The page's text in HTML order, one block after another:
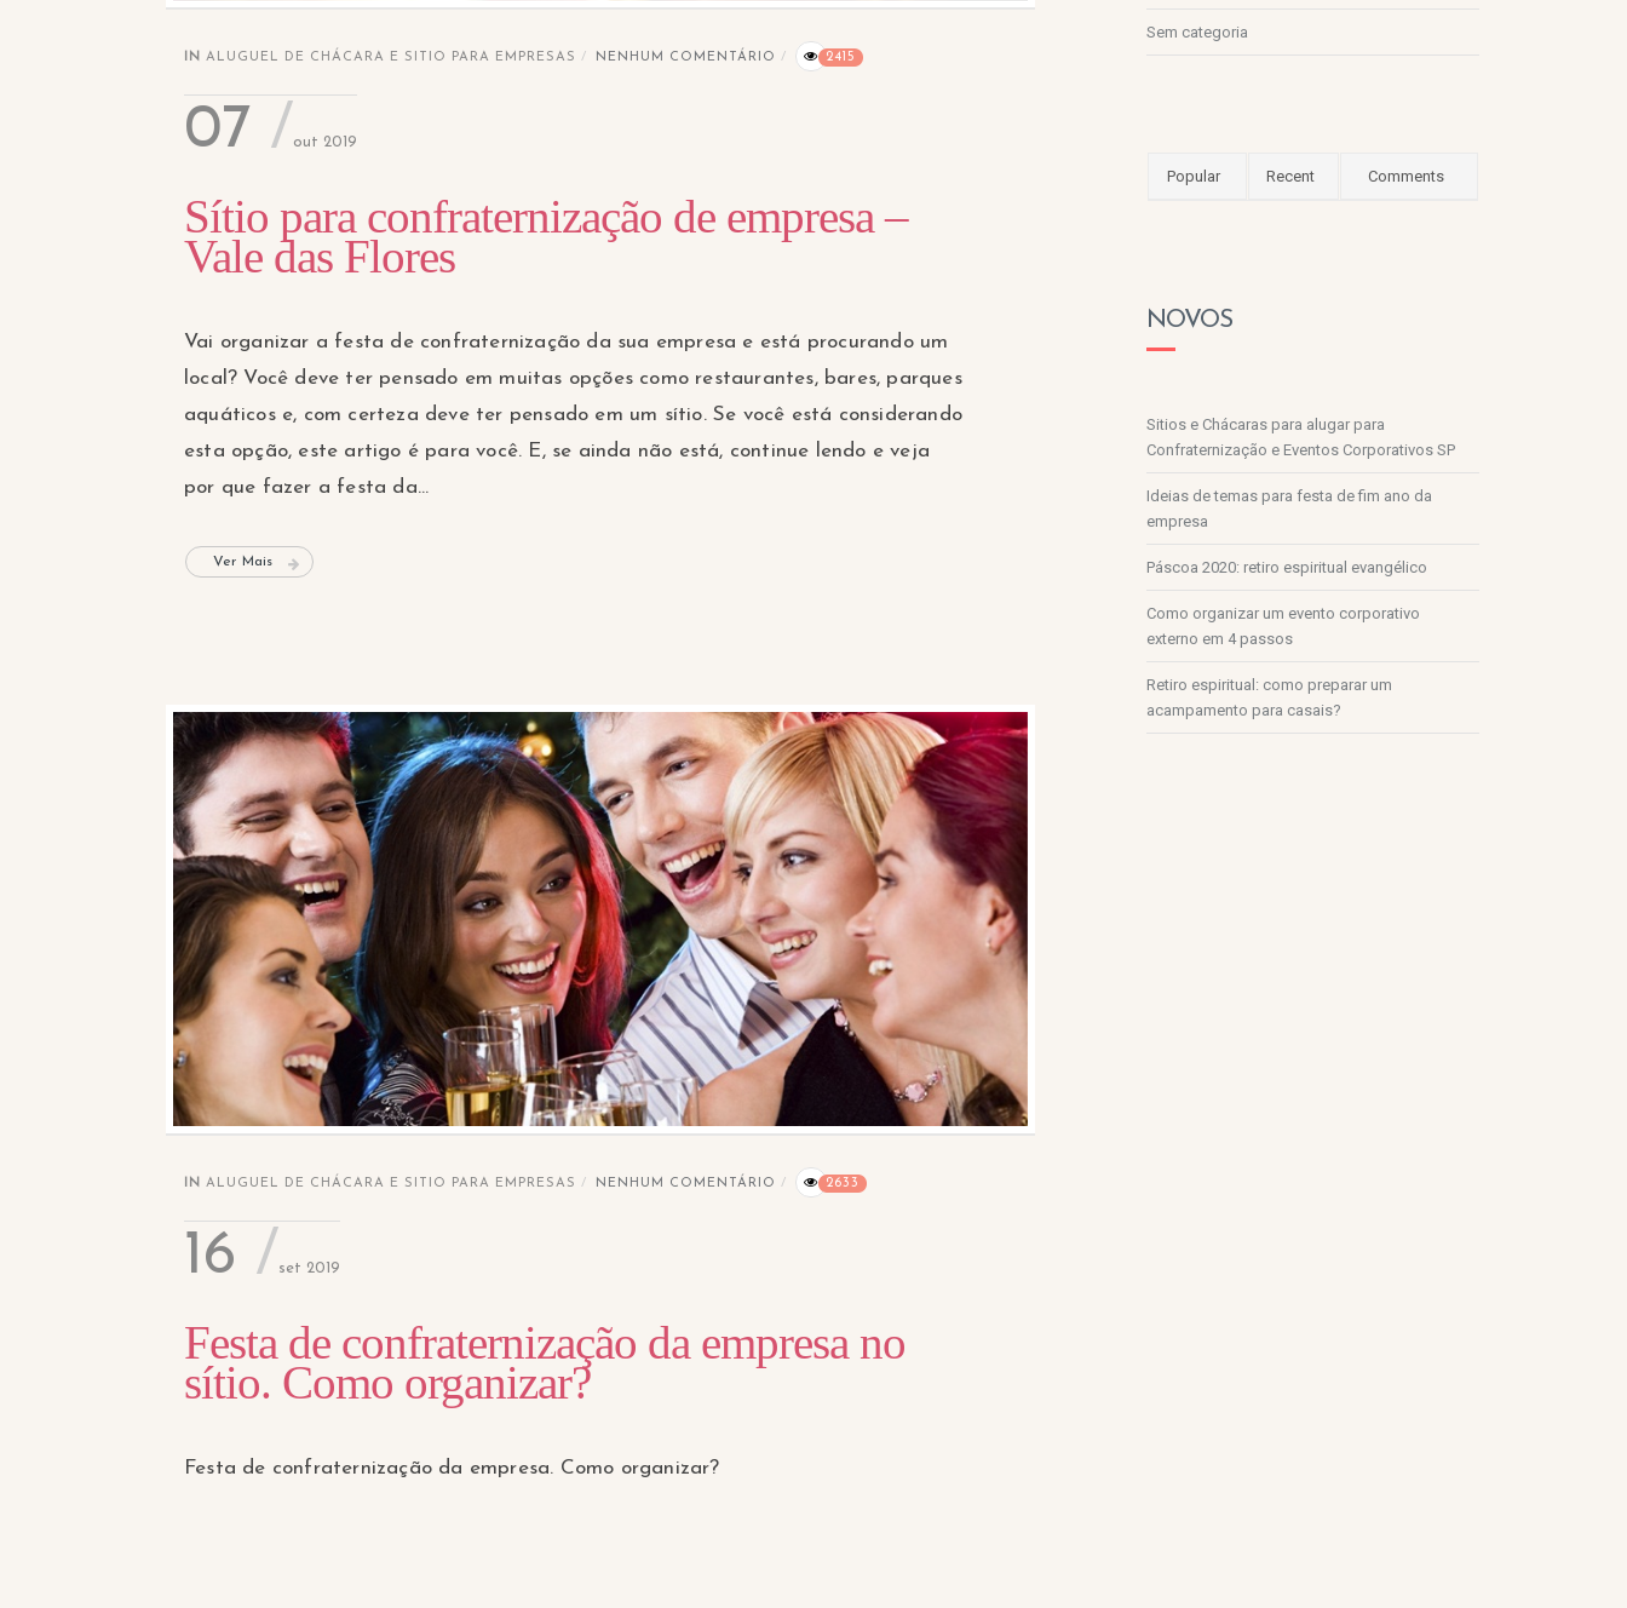
IN ALUGUEL DE CHÁCARA E SITIO PARA EMPRESAS NENHUM COMENTÁRIO 2415
07 out 2019
Sítio para confraternização de empresa –
Vale das Flores
Vai organizar a festa de confraternização da sua empresa e está procurando um
local? Você deve ter pensado em muitas opções como restaurantes, bares, parques
aquáticos e, com certeza deve ter pensado em um sítio. Se você está considerando
esta opção, este artigo é para você. E, se ainda não está, continue lendo e veja
por que fazer a festa da...
Ver Mais
IN ALUGUEL DE CHÁCARA E SITIO PARA EMPRESAS NENHUM COMENTÁRIO 2633
16 set 2019
Festa de confraternização da empresa no
sítio. Como organizar?
Festa de confraternização da empresa. Como organizar?
Sem categoria
Popular Recent Comments
NOVOS
Sitios e Chácaras para alugar para
Confraternização e Eventos Corporativos SP
Ideias de temas para festa de fim ano da
empresa
Páscoa 2020: retiro espiritual evangélico
Como organizar um evento corporativo
externo em 4 passos
Retiro espiritual: como preparar um
acampamento para casais?